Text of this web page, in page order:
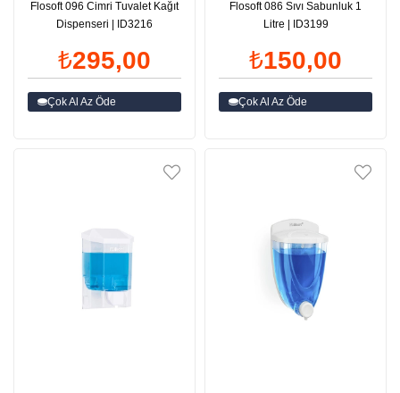
Flosoft 096 Cimri Tuvalet Kağıt
Dispenseri | ID3216
₺295,00
Çok Al Az Öde
Flosoft 086 Sıvı Sabunluk 1
Litre | ID3199
₺150,00
Çok Al Az Öde